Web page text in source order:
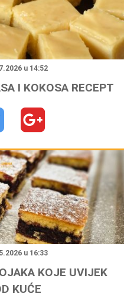
u 14:52
I KOKOSA RECEPT
u 16:33
KOJE UVIJEK
KUĆE